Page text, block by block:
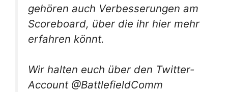
gehören auch Verbesserungen am
Scoreboard, über die ihr hier mehr
erfahren könnt.
Wir halten euch über den Twitter-
Account @BattlefieldComm